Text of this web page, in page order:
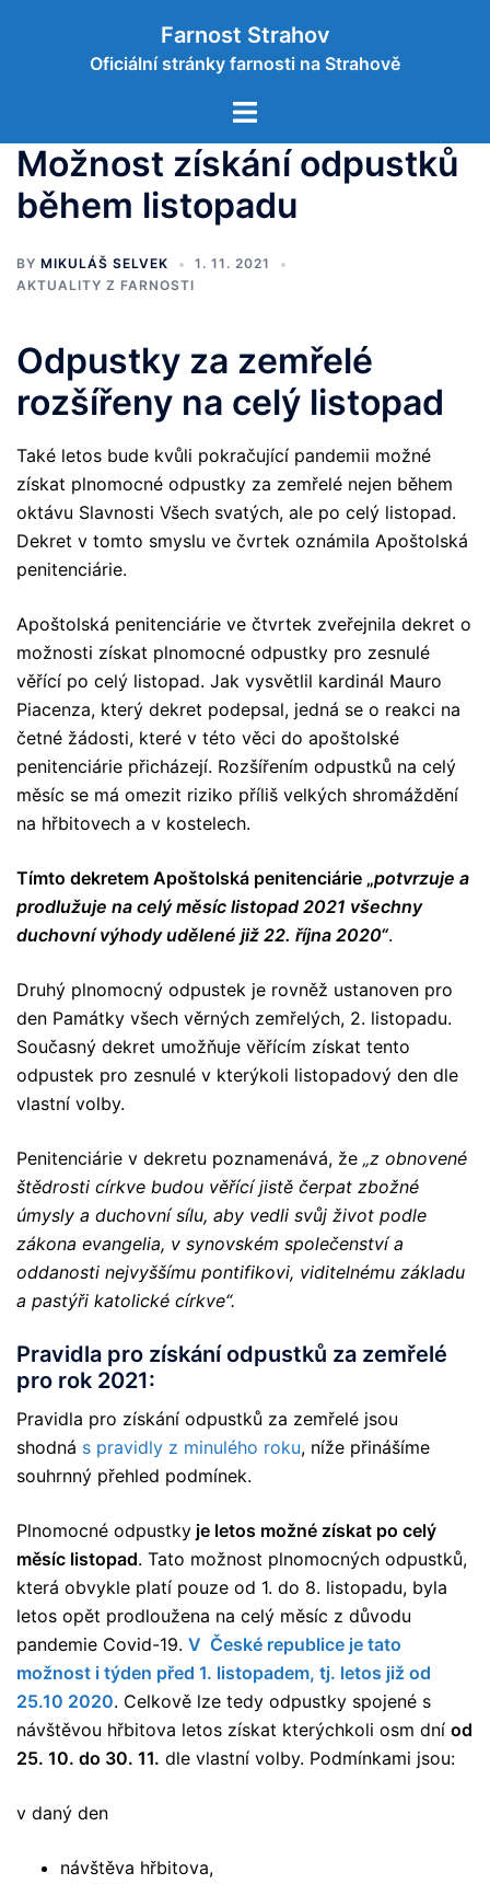
Farnost Strahov
Oficiální stránky farnosti na Strahově
Toggle
Možnost získání odpustků
během listopadu
BY MIKULÁŠ SELVEK
1. 11. 2021
AKTUALITY Z FARNOSTI
Odpustky za zemřelé
rozšířeny na celý listopad
Také letos bude kvůli pokračující pandemii možné
získat plnomocné odpustky za zemřelé nejen během
oktávu Slavnosti Všech svatých, ale po celý listopad.
Dekret v tomto smyslu ve čvrtek oznámila Apoštolská
penitenciárie.
Apoštolská penitenciárie ve čtvrtek zveřejnila dekret o
možnosti získat plnomocné odpustky pro zesnulé
věřící po celý listopad. Jak vysvětlil kardinál Mauro
Piacenza, který dekret podepsal, jedná se o reakci na
četné žádosti, které v této věci do apoštolské
penitenciárie přicházejí. Rozšířením odpustků na celý
měsíc se má omezit riziko příliš velkých shromáždění
na hřbitovech a v kostelech.
Tímto dekretem Apoštolská penitenciárie „potvrzuje a
prodlužuje na celý měsíc listopad 2021 všechny
duchovní výhody udělené již 22. října 2020“.
Druhý plnomocný odpustek je rovněž ustanoven pro
den Památky všech věrných zemřelých, 2. listopadu.
Současný dekret umožňuje věřícím získat tento
odpustek pro zesnulé v kterýkoli listopadový den dle
vlastní volby.
Penitenciárie v dekretu poznamenává, že „z obnovené
štědrosti církve budou věřící jistě čerpat zbožné
úmysly a duchovní sílu, aby vedli svůj život podle
zákona evangelia, v synovském společenství a
oddanosti nejvyššímu pontifikovi, viditelnému základu
a pastýři katolické církve“.
Pravidla pro získání odpustků za zemřelé
pro rok 2021:
Pravidla pro získání odpustků za zemřelé jsou
shodná s pravidly z minulého roku, níže přinášíme
souhrnný přehled podmínek.
Plnomocné odpustky je letos možné získat po celý
měsíc listopad. Tato možnost plnomocných odpustků,
která obvykle platí pouze od 1. do 8. listopadu, byla
letos opět prodloužena na celý měsíc z důvodu
pandemie Covid-19. V České republice je tato
možnost i týden před 1. listopadem, tj. letos již od
25.10 2020. Celkově lze tedy odpustky spojené s
návštěvou hřbitova letos získat kterýchkoli osm dní od
25. 10. do 30. 11. dle vlastní volby. Podmínkami jsou:
v daný den
návštěva hřbitova,